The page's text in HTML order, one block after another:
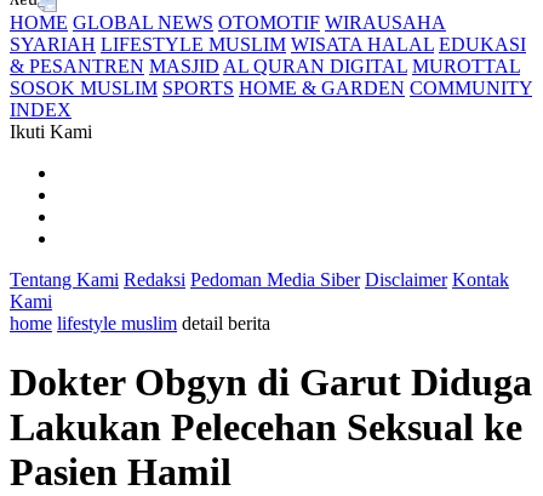
HOME GLOBAL NEWS OTOMOTIF WIRAUSAHA
SYARIAH LIFESTYLE MUSLIM WISATA HALAL EDUKASI
& PESANTREN MASJID AL QURAN DIGITAL MUROTTAL
SOSOK MUSLIM SPORTS HOME & GARDEN COMMUNITY
INDEX
Ikuti Kami
Tentang Kami Redaksi Pedoman Media Siber Disclaimer Kontak
Kami
home lifestyle muslim detail berita
Dokter Obgyn di Garut Diduga
Lakukan Pelecehan Seksual ke
Pasien Hamil